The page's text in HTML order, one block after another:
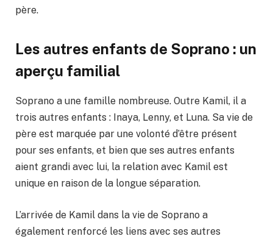
père.
Les autres enfants de Soprano : un
aperçu familial
Soprano a une famille nombreuse. Outre Kamil, il a
trois autres enfants : Inaya, Lenny, et Luna. Sa vie de
père est marquée par une volonté d’être présent
pour ses enfants, et bien que ses autres enfants
aient grandi avec lui, la relation avec Kamil est
unique en raison de la longue séparation.
L’arrivée de Kamil dans la vie de Soprano a
également renforcé les liens avec ses autres